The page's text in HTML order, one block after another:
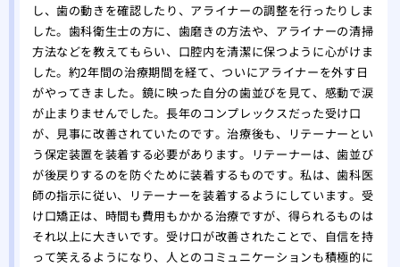
し、歯の動きを確認したり、アライナーの調整を行ったりしま
した。歯科衛生士の方に、歯磨きの方法や、アライナーの清掃
方法などを教えてもらい、口腔内を清潔に保つように心がけま
した。約2年間の治療期間を経て、ついにアライナーを外す日
がやってきました。鏡に映った自分の歯並びを見て、感動で涙
が止まりませんでした。長年のコンプレックスだった受け口
が、見事に改善されていたのです。治療後も、リテーナーとい
う保定装置を装着する必要があります。リテーナーは、歯並び
が後戻りするのを防ぐために装着するものです。私は、歯科医
師の指示に従い、リテーナーを装着するようにしています。受
け口矯正は、時間も費用もかかる治療ですが、得られるものは
それ以上に大きいです。受け口が改善されたことで、自信を持
って笑えるようになり、人とのコミュニケーションも積極的に